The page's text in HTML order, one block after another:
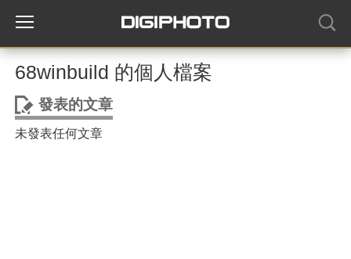
68winbuild 的個人檔案
發表的文章
未發表任何文章